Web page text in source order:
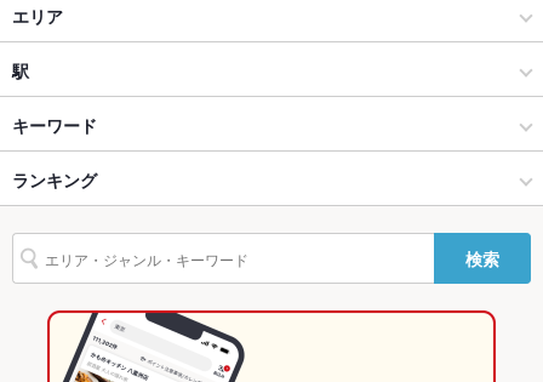
設備
Wi-Fi
ー
駐車場
その他設備 －
その他
飲み放題 なし ：申し訳ありません。ご用意がございません。
食べ放題 なし ：申し訳ありません。ご用意がございません。
洋食
カレー
心斎橋・なんば・南船場・堀江 × 洋食
心斎橋・なんば・南船場・堀江 × カレー
西長堀駅 × 洋食
西長堀駅 × カレー
エリア
南船場・新町
南船場・新町 × 洋食
南船場・新町 × カレー
大阪
大阪 × 洋食
大阪 × カレー
駅
阿波座駅
西長堀駅
四ツ橋駅
キーワード
エビ料理
ランキング
大阪のグルメランキング
大阪の洋食ランキング
大阪のカレーランキング
検索